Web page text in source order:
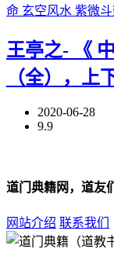
命 玄空风水 紫微
王亭之- 《
（全），上
2020-06-28
9.9
道门典籍网，道友
网站介绍 联系我们